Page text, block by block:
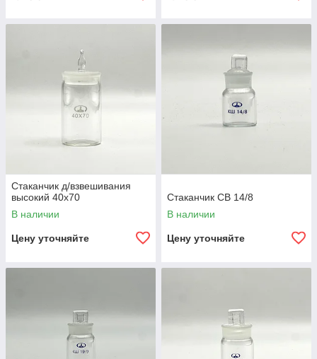
Стаканчик д/взвешивания
высокий 40х70
В наличии
Цену уточняйте
Стаканчик СВ 14/8
В наличии
Цену уточняйте